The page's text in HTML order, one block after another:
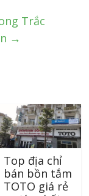
Trắc
→
Top địa chỉ
bán bồn tắm
TOTO giá rẻ